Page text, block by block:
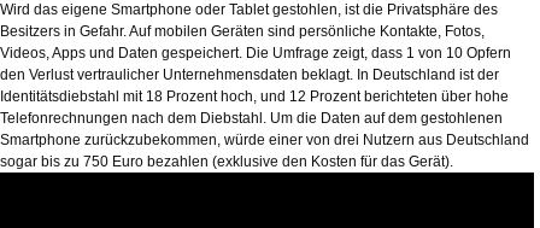
Wird das eigene Smartphone oder Tablet gestohlen, ist die Privatsphäre des
Besitzers in Gefahr. Auf mobilen Geräten sind persönliche Kontakte, Fotos,
Videos, Apps und Daten gespeichert. Die Umfrage zeigt, dass 1 von 10 Opfern
den Verlust vertraulicher Unternehmensdaten beklagt. In Deutschland ist der
Identitätsdiebstahl mit 18 Prozent hoch, und 12 Prozent berichteten über hohe
Telefonrechnungen nach dem Diebstahl. Um die Daten auf dem gestohlenen
Smartphone zurückzubekommen, würde einer von drei Nutzern aus Deutschland
sogar bis zu 750 Euro bezahlen (exklusive den Kosten für das Gerät).